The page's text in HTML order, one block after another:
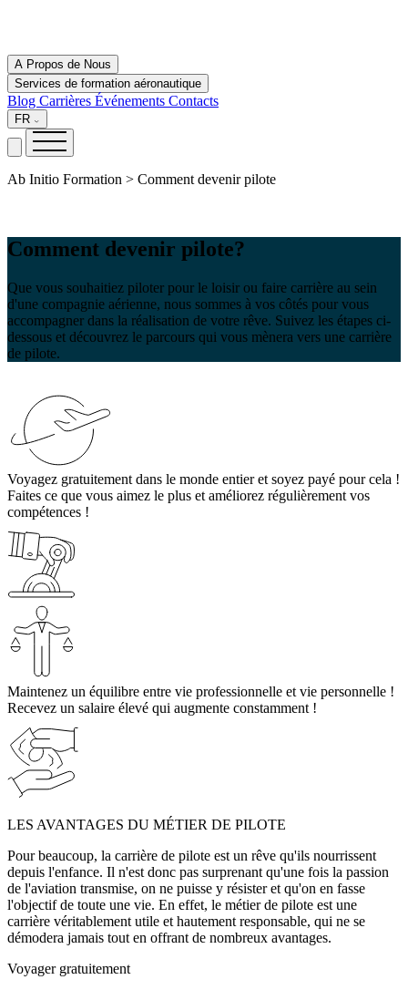
A Propos de Nous
Services de formation aéronautique
Blog Carrières Événements Contacts
FR
Ab Initio Formation > Comment devenir pilote
Comment devenir pilote?
Que vous souhaitiez piloter pour le loisir ou faire carrière au sein
d'une compagnie aérienne, nous sommes à vos côtés pour vous
accompagner dans la réalisation de votre rêve. Suivez les étapes ci-
dessous et découvrez le parcours qui vous mènera vers une carrière
de pilote.
Voyagez gratuitement dans le monde entier et soyez payé pour cela !
Faites ce que vous aimez le plus et améliorez régulièrement vos
compétences !
Maintenez un équilibre entre vie professionnelle et vie personnelle !
Recevez un salaire élevé qui augmente constamment !
LES AVANTAGES DU MÉTIER DE PILOTE
Pour beaucoup, la carrière de pilote est un rêve qu'ils nourrissent
depuis l'enfance. Il n'est donc pas surprenant qu'une fois la passion
de l'aviation transmise, on ne puisse y résister et qu'on en fasse
l'objectif de toute une vie. En effet, le métier de pilote est une
carrière véritablement utile et hautement responsable, qui ne se
démodera jamais tout en offrant de nombreux avantages.
Voyager gratuitement